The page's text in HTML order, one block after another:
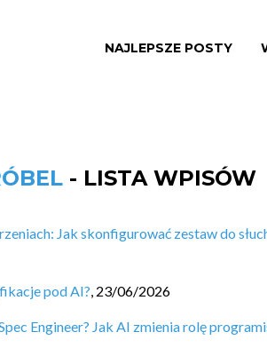
NAJLEPSZE POSTY
- LISTA WPISÓW
Jak skonfigurować zestaw do
pod AI?, 23/06/2026
Engineer? Jak AI zmienia rolę